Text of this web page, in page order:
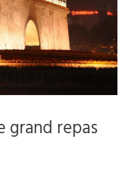
grand repas